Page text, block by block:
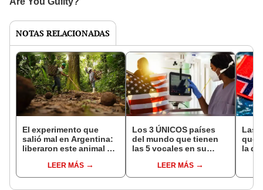
NOTAS RELACIONADAS
El experimento que
salió mal en Argentina:
liberaron este animal y
bosques milenarios de
la Patagonia
LEER MÁS
Los 3 ÚNICOS países
del mundo que tienen
las 5 vocales en su
con unoLEER MÁS
Las
que
la de